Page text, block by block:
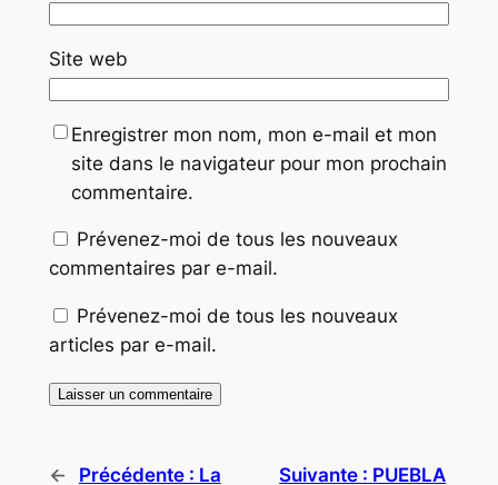
Site web
Enregistrer mon nom, mon e-mail et mon
site dans le navigateur pour mon prochain
commentaire.
Prévenez-moi de tous les nouveaux
commentaires par e-mail.
Prévenez-moi de tous les nouveaux
articles par e-mail.
← Précédente : La Suivante : PUEBLA